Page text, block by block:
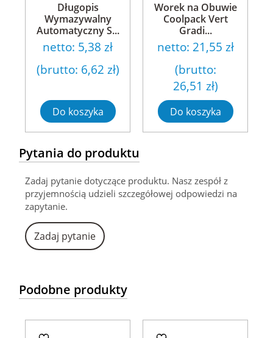
Długopis
Wymazywalny
Automatyczny S...
netto: 5,38 zł
(brutto: 6,62 zł)
Do koszyka
Worek na Obuwie
Coolpack Vert
Gradi...
netto: 21,55 zł
(brutto:
26,51 zł)
Do koszyka
Pytania do produktu
Zadaj pytanie dotyczące produktu. Nasz zespół z
przyjemnością udzieli szczegółowej odpowiedzi na
zapytanie.
Zadaj pytanie
Podobne produkty